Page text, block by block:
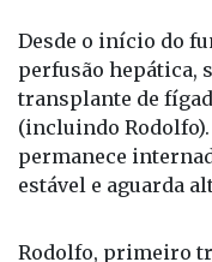
Desde o início do
perfusão hepática,
transplante de
(incluindo
permanece
estável e aguarda
Rodolfo, primeiro